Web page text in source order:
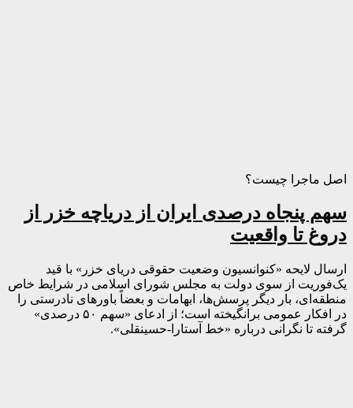
اصل ماجرا چیست؟
سهم پنجاه درصدی ایران از دریاچه خزر از
دروغ تا واقعیت
ارسال لایحه «کنوانسیون وضعیت حقوقی دریای خزر» با قید
یک‌فوریت از سوی دولت به مجلس شورای اسلامی در شرایط خاص
منطقه‌ای، بار دیگر پرسش‌ها، ابهامات و بعضاً باورهای نادرستی را
در افکار عمومی برانگیخته است؛ از ادعای «سهم ۵۰ درصدی»
گرفته تا نگرانی درباره «خط آستارا-حسینقلی».